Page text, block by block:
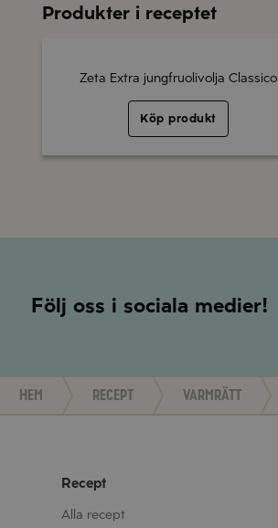
Produkter i receptet
Zeta Extra jungfruolivolja Classico
Köp produkt
Följ oss i sociala medier!
Hem Recept Varmrätt
Recept
Alla recept